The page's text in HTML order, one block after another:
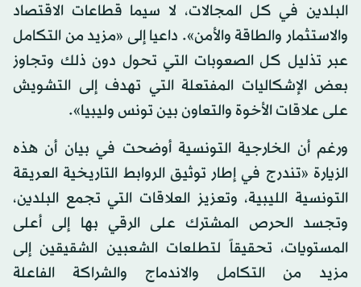
البلدين في كل المجالات، لا سيما قطاعات الاقتصاد
والاستثمار والطاقة والأمن». داعيا إلى «مزيد من التكامل
عبر تذليل كل الصعوبات التي تحول دون ذلك وتجاوز
بعض الإشكاليات المفتعلة التي تهدف إلى التشويش
على علاقات الأخوة والتعاون بين تونس وليبيا».
ورغم أن الخارجية التونسية أوضحت في بيان أن هذه
الزيارة «تندرج في إطار توثيق الروابط التاريخية العريقة
التونسية الليبية، وتعزيز العلاقات التي تجمع البلدين،
وتجسد الحرص المشترك على الرقي بها إلى أعلى
المستويات، تحقيقاً لتطلعات الشعبين الشقيقين إلى
مزيد من التكامل والاندماج والشراكة الفاعلة